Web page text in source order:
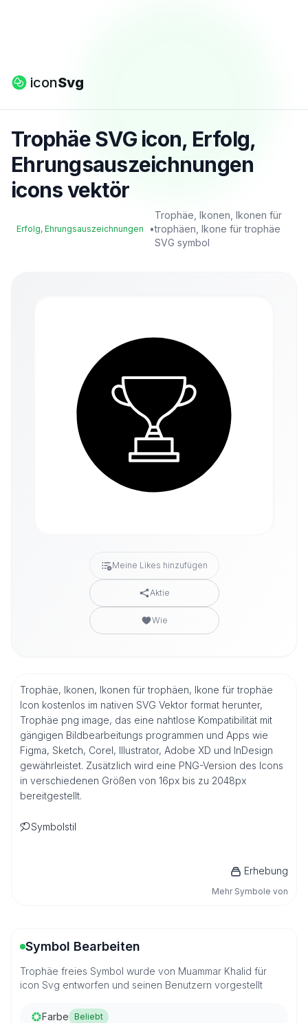
iconSvg
Trophäe SVG icon, Erfolg,
Ehrungsauszeichnungen
icons vektör
Erfolg, Ehrungsauszeichnungen •
Trophäe, Ikonen, Ikonen für
trophäen, Ikone für trophäe
SVG symbol
Meine Likes hinzufügen
Aktie
Wie
Trophäe, Ikonen, Ikonen für trophäen, Ikone für trophäe
Icon kostenlos im nativen SVG Vektor format herunter,
Trophäe png image, das eine nahtlose Kompatibilität mit
gängigen Bildbearbeitungs programmen und Apps wie
Figma, Sketch, Corel, Illustrator, Adobe XD und InDesign
gewährleistet. Zusätzlich wird eine PNG-Version des Icons
in verschiedenen Größen von 16px bis zu 2048px
bereitgestellt.
Symbolstil
Erhebung
Mehr Symbole von
Symbol Bearbeiten
Trophäe freies Symbol wurde von Muammar Khalid für
icon Svg entworfen und seinen Benutzern vorgestellt
Farbe Beliebt